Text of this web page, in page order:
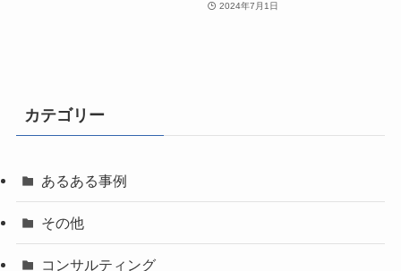
2024年7月1日
カテゴリー
あるある事例
その他
コンサルティング